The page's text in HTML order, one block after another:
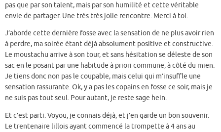
pas que par son talent, mais par son humilité et cette véritable
envie de partager. Une très très jolie rencontre. Merci à toi.
J’aborde cette dernière fosse avec la sensation de ne plus avoir rien
à perdre, ma soirée étant déjà absolument positive et constructive.
Le moustachu arrive à son tour, et sans hésitation se déleste de son
sac en le posant par une habitude à priori commune, à côté du mien.
Je tiens donc non pas le coupable, mais celui qui m’insuffle une
sensation rassurante. Ok, y a pas les copains en fosse ce soir, mais je
ne suis pas tout seul. Pour autant, je reste sage hein.
Et c’est parti. Voyou, je connais déjà, et j’en garde un bon souvenir.
Le trentenaire lillois ayant commencé la trompette à 4 ans au